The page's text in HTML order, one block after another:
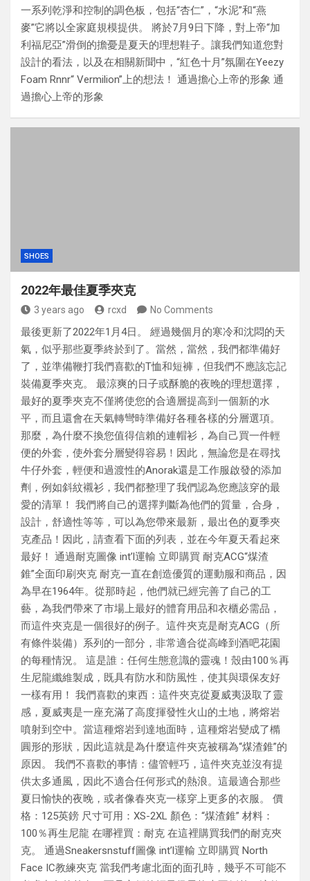
一系列乾淨和控制的調色板，包括“杏仁”，“水泥”和“燕
麥”它將以全家庭規模提供。 將於7月9日下降，對上帝“加
利福尼亞”滑倒的擔憂是夏天的理想鞋子。讓我們知道您對
設計的看法，以及在相關新聞中，“紅色十月”氛圍在Yeezy
Foam Rnnr“ Vermilion”上的想法！ 通過擔心上帝的形象 通
過擔心上帝的形象
SHOES
2022年最佳夏季夾克
3 years ago rcxd No Comments
最後更新了2022年1月4日。 經過幾個月的寒冷和沈悶的天
氣，似乎那些夏季終於到了。當然，當然，我們都準備好
了，並準備鞭打我們喜歡的T恤和短褲，但我們不應該忘記
裝備夏季夾克。 最涼爽的日子或酥脆的夜晚的理想選擇，
最好的夏季夾克不僅將使您的合適層提高到一個新的水
平，而且還會在天氣轉彎時準備好各種各樣的分層選項。
那麼，為什麼不換您值得信賴的連帽衫，為自己買一件輕
便的外套，使外套分層變得容易！因此，無論您是在尋找
牛仔外套，輕便和過渡性的Anorak還是工作服啟發的添加
劑，例如斜紋襯衫，我們都整理了我們認為您應該穿的最
愛的清單！ 我們將自己的選擇判斷為他們的質量，合身，
設計，舒適性等等，可以為您帶來最新，最出色的夏季夾
克產品！因此，請查看下面的列表，並在今年夏天看起來
最好！ 通過耐克圖像 int’l運輸 立即購買 耐克ACG“煤渣
錐”全面印刷夾克 耐克一直在創造優質的運動服和商品，因
為早在1964年。從那時起，他們就已經完善了自己的工
藝，為我們帶來了市場上最好的體育用品和衣櫃必需品，
而這件夾克是一個很好的例子。這件夾克是耐克ACG（所
有條件裝備）系列的一部分，非常適合從高峰到酒吧花園
的每種情況。 這是誰：任何生態意識的靈魂！殼由100％再
生尼龍纖維製成，既具有防水和防風性，使其與環保友好
一樣有用！ 我們喜歡的東西：這件夾克從夏威夷汲取了靈
感，夏威夷是一座充滿了高度揮發性火山的土地，將熔岩
噴射到空中。當這種熔岩到達地面時，這種熔岩變成了橢
圓形的形狀，因此這就是為什麼這件夾克被稱為“煤渣錐”的
原因。 我們不喜歡的事情：儘管輕巧，這件夾克並沒有提
供太多通風，因此不適合任何形式的熱浪。這最適合那些
夏日愉快的夜晚，或者像春夾克一樣穿上更多的衣服。 價
格：125英鎊 尺寸可用：XS-2XL 顏色：“煤渣錐” 材料：
100％再生尼龍 在哪裡買：耐克 在這裡購買我們的耐克夾
克。 通過Sneakersnstuff圖像 int’l運輸 立即購買 North
Face IC教練夾克 當我們考慮北面的面孔時，幾乎不可能不